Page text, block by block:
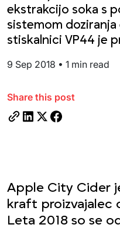
ekstrakcijo soka s
sistemom
stiskalnici VP44 je
9 Sep 2018 • 1 min read
Share this post
Apple City Cider
kraft proizvajalec
Leta 2018 so se